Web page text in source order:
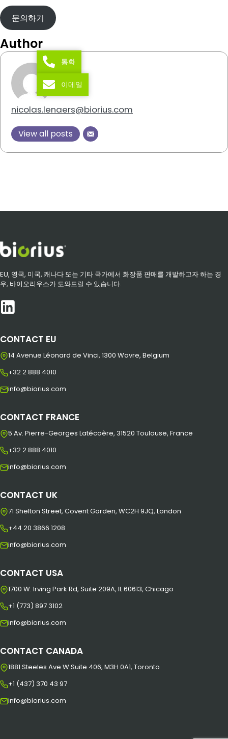
문의하기
Author
nicolas.lenaers@biorius.com
View all posts
EU, 영국, 미국, 캐나다 또는 기타 국가에서 화장품 판매를 개발하고자 하는 경
우, 바이오리우스가 도와드릴 수 있습니다.
CONTACT EU
14 Avenue Léonard de Vinci, 1300 Wavre, Belgium
+32 2 888 4010
info@biorius.com
CONTACT FRANCE
5 Av. Pierre-Georges Latécoère, 31520 Toulouse, France
+32 2 888 4010
info@biorius.com
CONTACT UK
71 Shelton Street, Covent Garden, WC2H 9JQ, London
+44 20 3866 1208
info@biorius.com
CONTACT USA
1700 W. Irving Park Rd, Suite 209A, IL 60613, Chicago
+1 (773) 897 3102
info@biorius.com
CONTACT CANADA
1881 Steeles Ave W Suite 406, M3H 0A1, Toronto
+1 (437) 370 43 97
info@biorius.com
통화
이메일